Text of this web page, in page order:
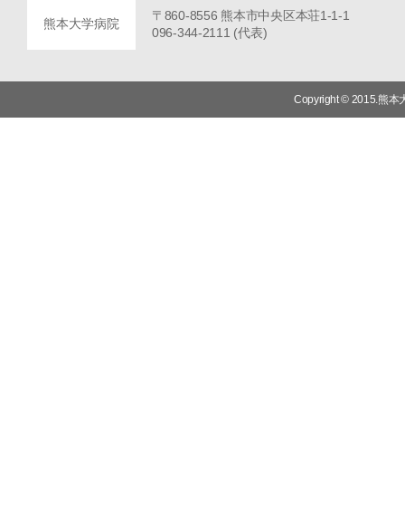
熊本大学病院
〒860-8556 熊本市中央区本荘1-1-1
096-344-2111 (代表)
Copyright © 2015.熊本